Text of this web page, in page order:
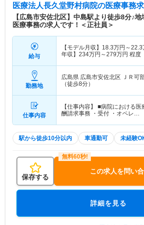
医療法人長久堂野村病院の医療事務
【広島市安佐北区】中島駅より徒歩8分♪
医療事務の求人です！＜正社員＞
給与
【モデル月収】 18.3万円～22.3
年収】 234万円～279万円 程度
勤務地
広島県 広島市安佐北区 ＪＲ可
（徒歩8分）
仕事内容
【仕事内容】 ■病院における
酬請求事務 ・受付 ・オペレ…
駅から徒歩10分以内 車通勤可 未経験
保存する
この求人を問い
詳細を見る